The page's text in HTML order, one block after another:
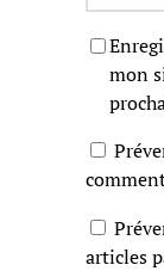
mon
articles